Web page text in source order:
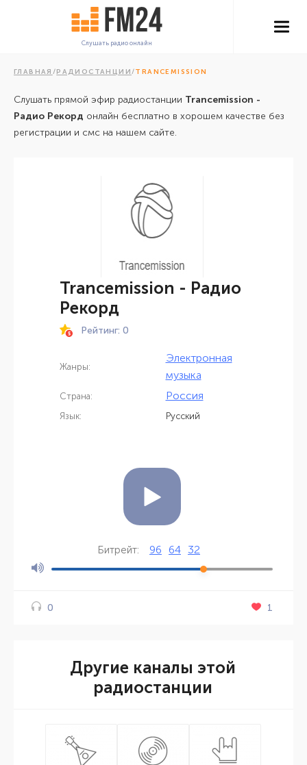
Слушать радио онлайн
ГЛАВНАЯ /РАДИОСТАНЦИИ/TRANCEMISSION
Слушать прямой эфир радиостанции Trancemission -
Радио Рекорд онлайн бесплатно в хорошем качестве без
регистрации и смс на нашем сайте.
Trancemission - Радио
Рекорд
Рейтинг: 0
Жанры:
Электронная
музыка
Страна: Россия
Язык: Русский
Битрейт: 96 64 32
0 1
Другие каналы этой
радиостанции